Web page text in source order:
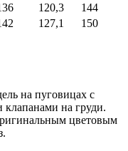
120,3
144
127,1
150
на пуговицах с
на груди.
цветовым